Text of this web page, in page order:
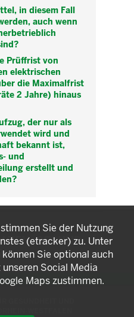
in diesem Fall
auch wenn
Prüffrist von
elektrischen
die Maximalfrist
2 Jahre) hinaus
der nur als
wird und
bekannt ist,
und
erstellt und
GESUND
GESUNDHEIT UND
Sie der Nutzung
(etracker) zu. Unter
Sie optional auch
Social Media
Maps zustimmen.